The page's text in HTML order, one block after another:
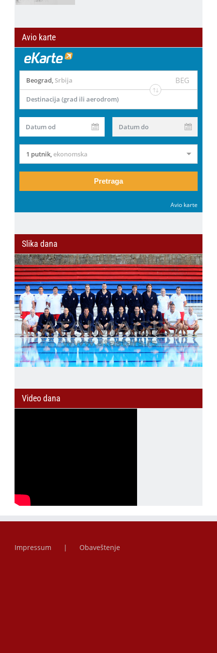
Avio karte
Beograd, Srbija BEG
Destinacija (grad ili aerodrom)
Datum od Datum do
1 putnik,ekonomska
Pretraga
Avio karte
Slika dana
Video dana
Impressum Obaveštenje